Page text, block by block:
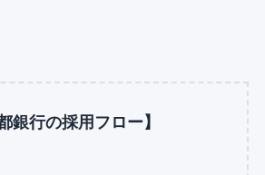
銀行の採用フロー】